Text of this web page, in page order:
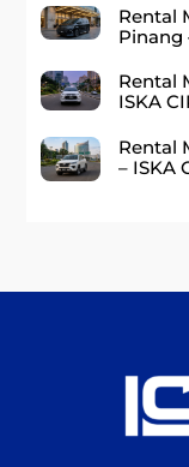
Rental
Pinang
Rental
ISKA
Rental
– ISKA